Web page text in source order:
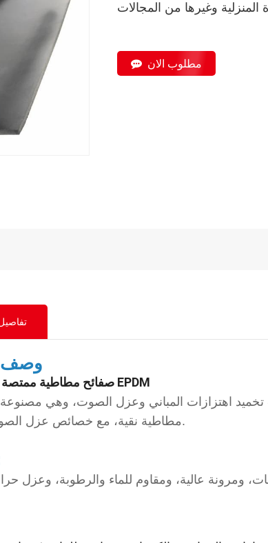
مطلوب الان
وصف
صفائح مطاطية ممتصة للصدمات EPDM
اهتزازات المباني وعزل الصوت، وهي
مطاطية نقية، مع خصائص عزل الصوت الجيدة.
ومرونة عالية، ومقاوم للماء والرطوبة، وعزل